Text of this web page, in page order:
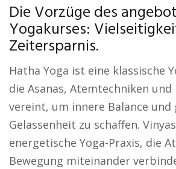
Die Vorzüge des
Yogakurses:
Zeitersparnis.
Hatha Yoga ist eine klassische
die Asanas, Atemtechniken
vereint, um innere Balance und
Gelassenheit zu schaffen.
energetische Yoga-Praxis, die
Bewegung miteinander